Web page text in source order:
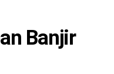
Banjir